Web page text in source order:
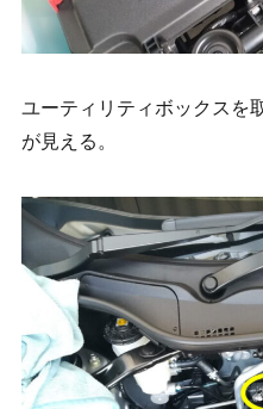
ユーティリティボックスを
が見える。